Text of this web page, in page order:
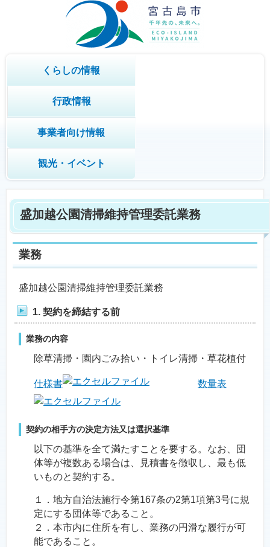
くらしの情報
行政情報
事業者向け情報
観光・イベント
盛加越公園清掃維持管理委託業務
業務
盛加越公園清掃維持管理委託業務
1. 契約を締結する前
業務の内容
除草清掃・園内ごみ拾い・トイレ清掃・草花植付
仕様書 数量表
契約の相手方の決定方法又は選択基準
以下の基準を全て満たすことを要する。なお、団
体等が複数ある場合は、見積書を徴収し、最も低
いものと契約する。
１．地方自治法施行令第167条の2第1項第3号に規
定にする団体等であること。
２．本市内に住所を有し、業務の円滑な履行が可
能であること。